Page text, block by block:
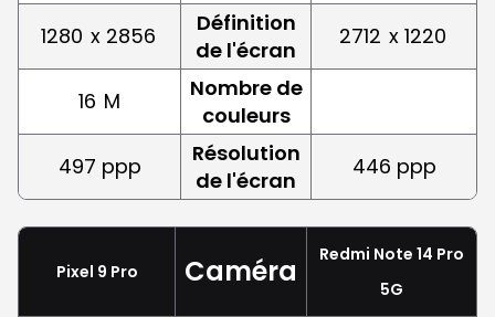
1280 x 2856
Définition
de l'écran
2712 x 1220
16 M
Nombre de
couleurs
497 ppp
Résolution
de l'écran
446 ppp
Pixel 9 Pro Caméra
Redmi Note 14 Pro
5G